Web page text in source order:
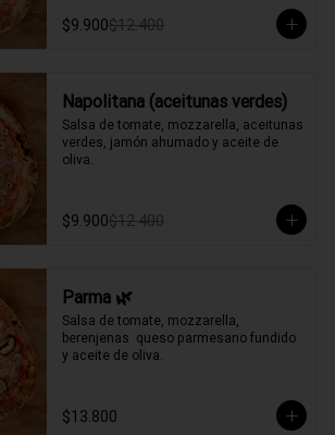
$9.900$12.400
Napolitana (aceitunas verdes)
Salsa de tomate, mozzarella, aceitunas
verdes, jamón ahumado y aceite de
oliva.
$9.900$12.400
Parma 🌿
Salsa de tomate, mozzarella,
berenjenas  queso parmesano fundido
y aceite de oliva.
$13.800